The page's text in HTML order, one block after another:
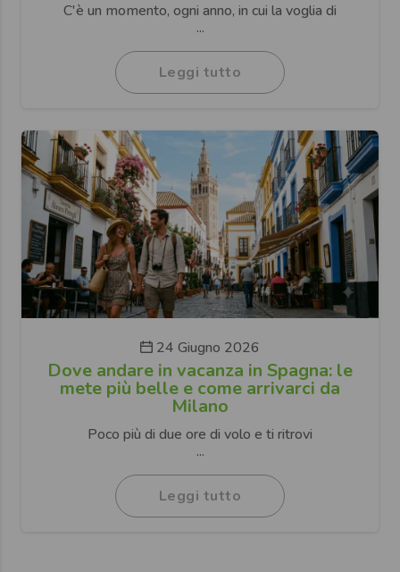
C'è un momento, ogni anno, in cui la voglia di
...
Leggi tutto
24 Giugno 2026
Dove andare in vacanza in Spagna: le
mete più belle e come arrivarci da
Milano
Poco più di due ore di volo e ti ritrovi
...
Leggi tutto